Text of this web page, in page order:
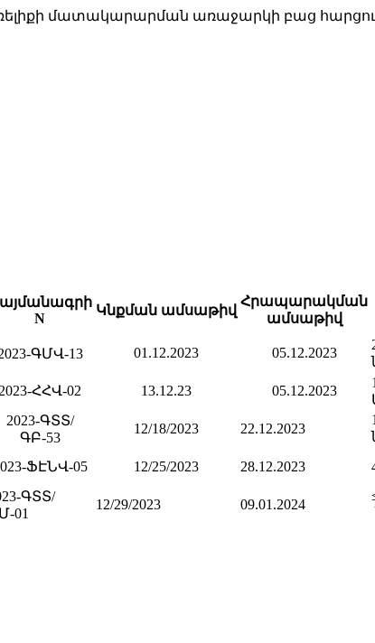
մատակարարման առաջարկի բաց
N
Կնքման ամսաթիվ
Հրապարակման
ամսաթիվ
ԳՄՎ-13 01.12.2023 05.12.2023
2023-ՀՀՎ-02 13.12.23 05.12.2023
2023-ԳՏՏ/
ԳԲ-53
12/18/2023 22.12.2023
ՖԷՆՎ-05 12/25/2023 28.12.2023
ԳՏՏ/
01
12/29/2023 09.01.2024